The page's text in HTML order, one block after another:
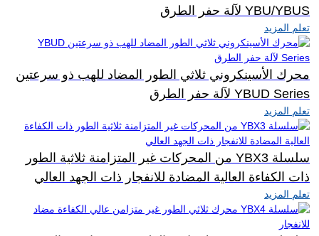
YBU/YBUS لآلة حفر الطرق
تعلم المزيد
محرك الأسينكروني ثلاثي الطور المضاد للهب ذو سرعتين
YBUD Series لآلة حفر الطرق
تعلم المزيد
سلسلة YBX3 من المحركات غير المتزامنة ثلاثية الطور
ذات الكفاءة العالية المضادة للانفجار ذات الجهد العالي
تعلم المزيد